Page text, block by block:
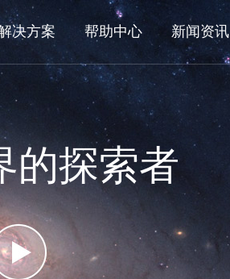
决方案 帮助中心 新闻资讯
的探索者